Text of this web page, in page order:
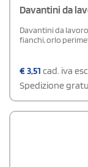
Davantini da
Davantini da
fianchi, orlo
€3,51 cad. iva
Spedizione